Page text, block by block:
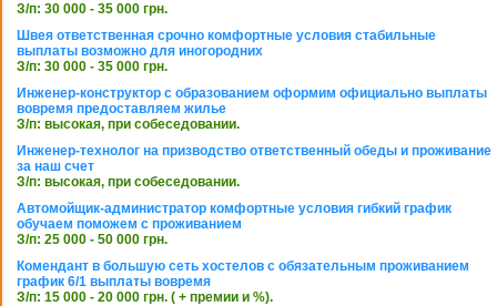
З/п: 30 000 - 35 000 грн.
Швея ответственная срочно комфортные условия стабильные
выплаты возможно для иногородних
З/п: 30 000 - 35 000 грн.
Инженер-конструктор с образованием оформим официально выплаты
вовремя предоставляем жилье
З/п: высокая, при собеседовании.
Инженер-технолог на призводство ответственный обеды и проживание
за наш счет
З/п: высокая, при собеседовании.
Автомойщик-администратор комфортные условия гибкий график
обучаем поможем с проживанием
З/п: 25 000 - 50 000 грн.
Комендант в большую сеть хостелов с обязательным проживанием
график 6/1 выплаты вовремя
З/п: 15 000 - 20 000 грн. ( + премии и %).